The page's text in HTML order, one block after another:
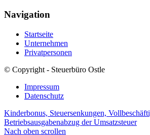
Navigation
Startseite
Unternehmen
Privatpersonen
© Copyright - Steuerbüro Ostle
Impressum
Datenschutz
Kinderbonus, Steuersenkungen,
Betriebsausgabenabzug der Umsatzsteuer
Nach oben scrollen